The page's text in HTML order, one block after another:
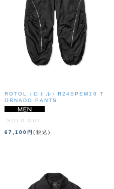
ROTOL（ロトル）R24SPEM10 T
ORNADO PANTS
SOLD OUT
67,100円(税込)